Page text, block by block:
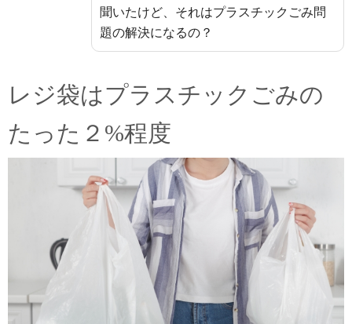
聞いたけど、それはプラスチックごみ問
題の解決になるの？
レジ袋はプラスチックごみの
たった２%程度